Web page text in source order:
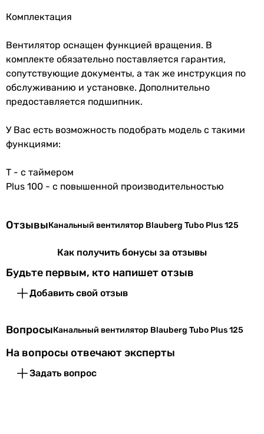
Комплектация
Вентилятор оснащен функцией вращения. В
комплекте обязательно поставляется гарантия,
сопутствующие документы, а так же инструкция по
обслуживанию и установке. Дополнительно
предоставляется подшипник.
У Вас есть возможность подобрать модель с такими
функциями:
T - с таймером
Plus 100 - с повышенной производительностью
ОтзывыКанальный вентилятор Blauberg Tubo Plus 125
Как получить бонусы за отзывы
Будьте первым, кто напишет отзыв
Добавить свой отзыв
ВопросыКанальный вентилятор Blauberg Tubo Plus 125
На вопросы отвечают эксперты
Задать вопрос